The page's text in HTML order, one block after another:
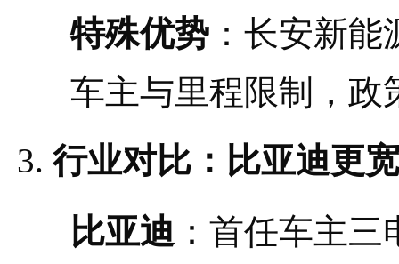
特殊优势 ：长安新
车主与里程限制，政
行业对比：比亚迪更
比亚迪 ：首任车主